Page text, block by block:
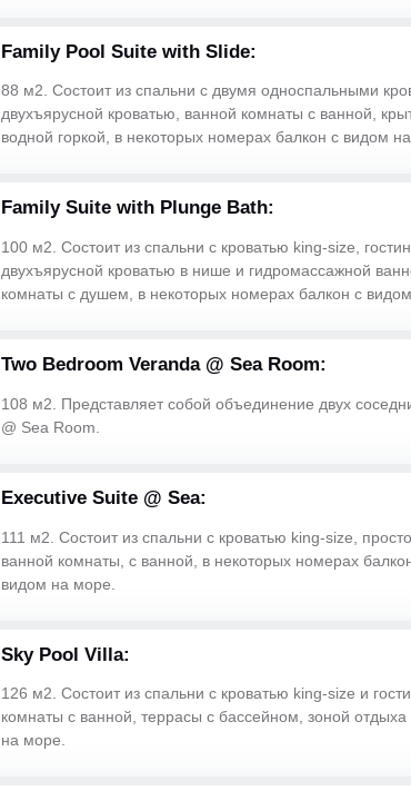
Family Pool Suite with Slide:
88 м2. Состоит из спальни с двумя односпальными
двухъярусной кроватью, ванной комнаты с ванной,
водной горкой, в некоторых номерах балкон с видом
Family Suite with Plunge Bath:
100 м2. Состоит из спальни с кроватью king-size,
двухъярусной кроватью в нише и гидромассажной
комнаты с душем, в некоторых номерах балкон с видом
Two Bedroom Veranda @ Sea Room:
108 м2. Представляет собой объединение двух
@ Sea Room.
Executive Suite @ Sea:
111 м2. Состоит из спальни с кроватью king-size,
ванной комнаты, с ванной, в некоторых номерах
видом на море.
Sky Pool Villa:
126 м2. Состоит из спальни с кроватью king-size и
комнаты с ванной, террасы с бассейном, зоной
на море.